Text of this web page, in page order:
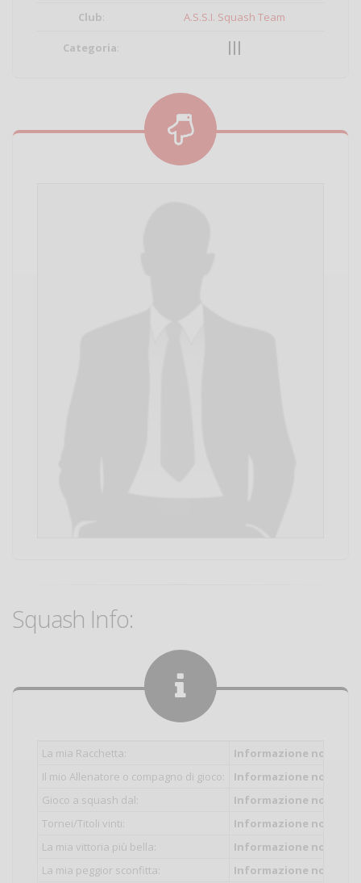
Club: A.S.S.I. Squash Team
Categoria: III
Squash Info:
La mia Racchetta:
Informazione non
Il mio Allenatore o compagno di gioco:
Informazione non
Gioco a squash dal:
Informazione non
Tornei/Titoli vinti:
Informazione non
La mia vittoria più bella:
Informazione non
La mia peggior sconfitta:
Informazione non